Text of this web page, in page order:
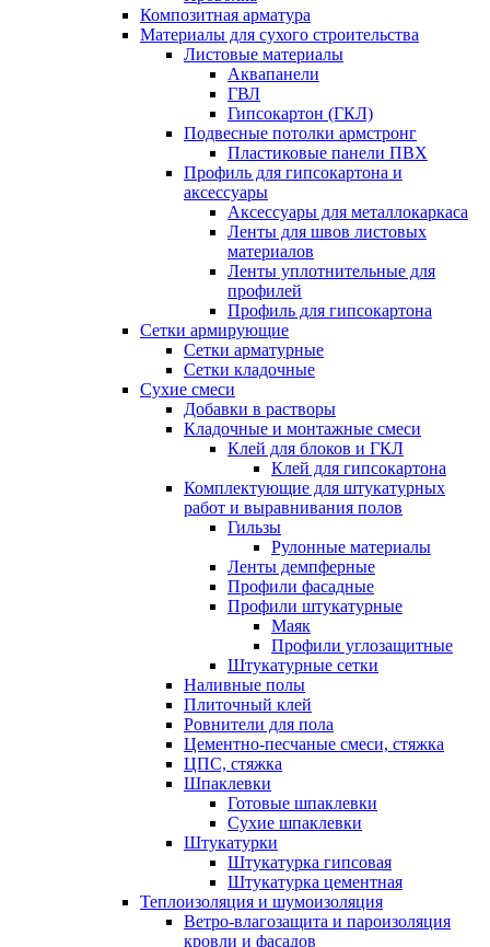
Композитная арматура
Материалы для сухого строительства
Листовые материалы
Аквапанели
ГВЛ
Гипсокартон (ГКЛ)
Подвесные потолки армстронг
Пластиковые панели ПВХ
Профиль для гипсокартона и
аксессуары
Аксессуары для металлокаркаса
Ленты для швов листовых
материалов
Ленты уплотнительные для
профилей
Профиль для гипсокартона
Сетки армирующие
Сетки арматурные
Сетки кладочные
Сухие смеси
Добавки в растворы
Кладочные и монтажные смеси
Клей для блоков и ГКЛ
Клей для гипсокартона
Комплектующие для штукатурных
работ и выравнивания полов
Гильзы
Рулонные материалы
Ленты демпферные
Профили фасадные
Профили штукатурные
Маяк
Профили углозащитные
Штукатурные сетки
Наливные полы
Плиточный клей
Ровнители для пола
Цементно-песчаные смеси, стяжка
ЦПС, стяжка
Шпаклевки
Готовые шпаклевки
Сухие шпаклевки
Штукатурки
Штукатурка гипсовая
Штукатурка цементная
Теплоизоляция и шумоизоляция
Ветро-влагозащита и пароизоляция
кровли и фасадов